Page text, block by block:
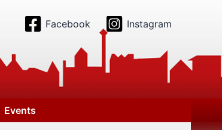
Facebook Instagram
Events